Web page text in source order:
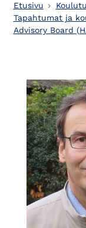
Etusivu
Tapahtumat ja
Advisory Board